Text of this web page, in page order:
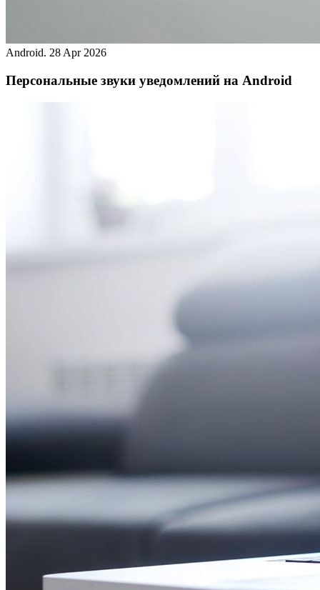
Android. 28 Apr 2026
Персональные звуки уведомлений на Android